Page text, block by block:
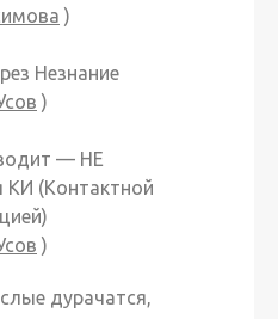
)
Незнание
)
— НЕ
КИ (Контактной
)
дурачатся,